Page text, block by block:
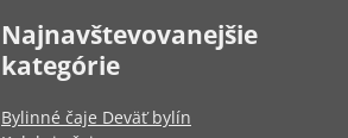
Najnavštevovanejšie
kategórie
Bylinné čaje Deväť bylín